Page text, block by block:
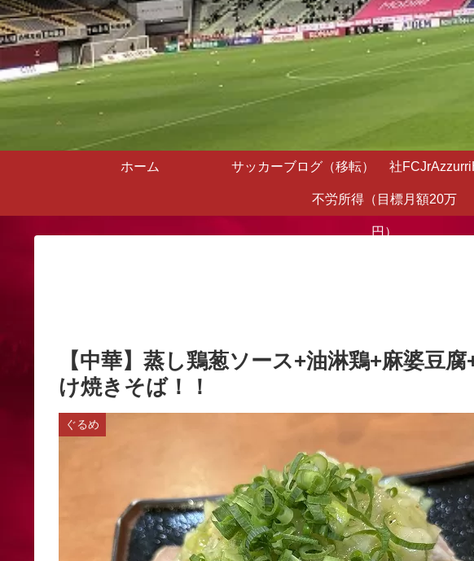
ホーム サッカーブログ（移転） 社
不労所得（目標月額20万
円）
【中華】蒸し鶏葱ソース+油淋鶏+麻婆豆
け焼きそば！！
ぐるめ